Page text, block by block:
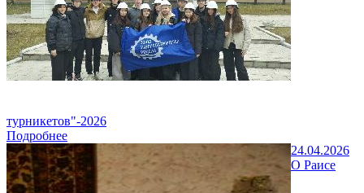
турникетов"-2026
Подробнее
24.04.2026
О Раисе